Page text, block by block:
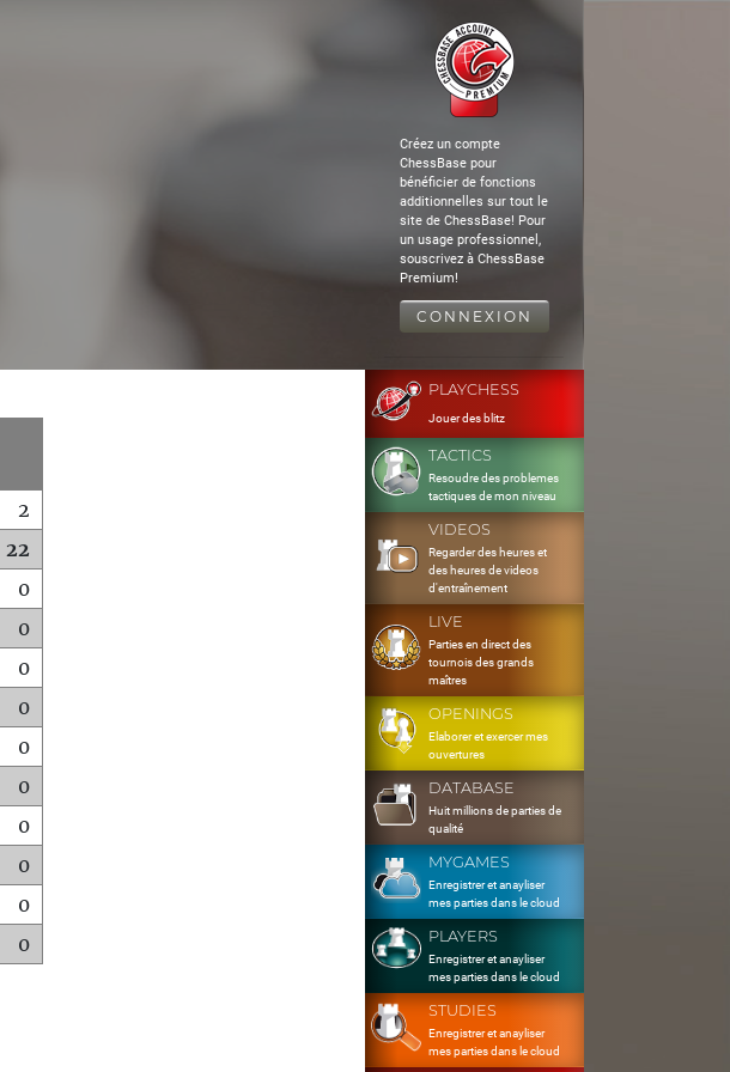
Créez un compte
ChessBase pour
bénéficier de fonctions
additionnelles sur tout le
site de ChessBase! Pour
un usage professionnel,
souscrivez à ChessBase
Premium!
CONNEXION
2
22
0
0
0
0
0
0
0
0
0
0
PLAYCHESS
Jouer des blitz
TACTICS
Resoudre des problemes
tactiques de mon niveau
VIDEOS
Regarder des heures et
des heures de videos
d'entraînement
LIVE
Parties en direct des
tournois des grands
maîtres
OPENINGS
Elaborer et exercer mes
ouvertures
DATABASE
Huit millions de parties de
qualité
MYGAMES
Enregistrer et anayliser
mes parties dans le cloud
PLAYERS
Enregistrer et anayliser
mes parties dans le cloud
STUDIES
Enregistrer et anayliser
mes parties dans le cloud